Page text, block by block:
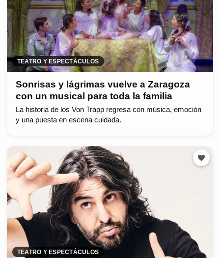
TEATRO Y ESPECTÁCULOS
Sonrisas y lágrimas vuelve a Zaragoza
con un musical para toda la familia
La historia de los Von Trapp regresa con música, emoción
y una puesta en escena cuidada.
TEATRO Y ESPECTÁCULOS